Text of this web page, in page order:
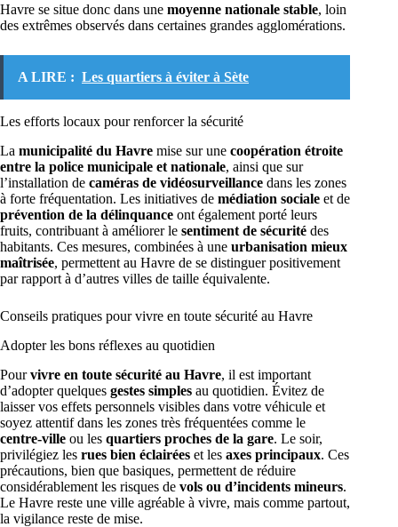
Havre se situe donc dans une moyenne nationale stable, loin
des extrêmes observés dans certaines grandes agglomérations.
A LIRE : Les quartiers à éviter à Sète
Les efforts locaux pour renforcer la sécurité
La municipalité du Havre mise sur une coopération étroite
entre la police municipale et nationale, ainsi que sur
l’installation de caméras de vidéosurveillance dans les zones
à forte fréquentation. Les initiatives de médiation sociale et de
prévention de la délinquance ont également porté leurs
fruits, contribuant à améliorer le sentiment de sécurité des
habitants. Ces mesures, combinées à une urbanisation mieux
maîtrisée, permettent au Havre de se distinguer positivement
par rapport à d’autres villes de taille équivalente.
Conseils pratiques pour vivre en toute sécurité au Havre
Adopter les bons réflexes au quotidien
Pourvivre en toute sécurité au Havre, il est important
d’adopter quelques gestes simples au quotidien. Évitez de
laisser vos effets personnels visibles dans votre véhicule et
soyez attentif dans les zones très fréquentées comme le
centre-ville ou les quartiers proches de la gare. Le soir,
privilégiez les rues bien éclairées et les axes principaux. Ces
précautions, bien que basiques, permettent de réduire
considérablement les risques de vols ou d’incidents mineurs.
Le Havre reste une ville agréable à vivre, mais comme partout,
la vigilance reste de mise.